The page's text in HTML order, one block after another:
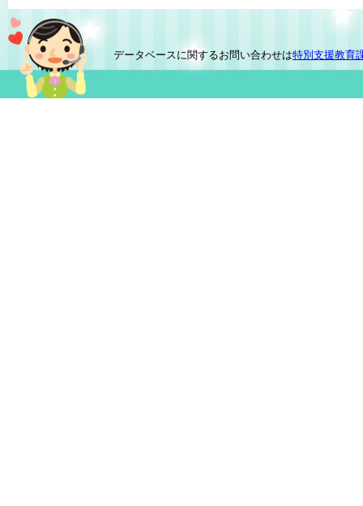
データベースに関するお問い合わせは特別支援教育